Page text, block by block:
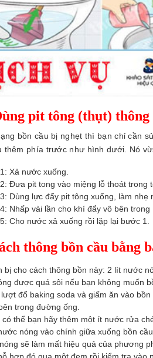
pit tông (thụt) thông
bồn cầu bị nghẹt thì bạn chỉ cần
thêm phía trước như hình dưới. Nó
Xả nước xuống.
Đưa pit tong vào miệng lỗ thoát trong
Dùng lực đẩy pit tông xuống, làm nhẹ
Nhấp vài lần cho khí đẩy vô bên
Cho nước xả xuống rồi lặp lại bước 1.
thông bồn cầu bằng
bị cho cách thông bồn này: 2 lít nước
được quá sôi nếu bạn không muốn
đổ baking soda và giấm ăn vào
trong đường ống.
có thể bạn hãy thêm một ít nước rửa
nóng vào chính giữa xuống bồn
sẽ làm mất hiệu quả của phương